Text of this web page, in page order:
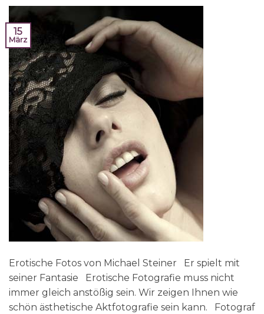
15
März
Erotische Fotos von Michael Steiner Er spielt mit
seiner Fantasie Erotische Fotografie muss nicht
immer gleich anstößig sein. Wir zeigen Ihnen wie
schön ästhetische Aktfotografie sein kann. Fotograf